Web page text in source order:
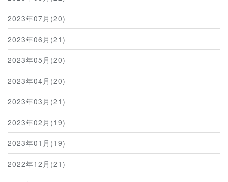
2023年07月(20)
2023年06月(21)
2023年05月(20)
2023年04月(20)
2023年03月(21)
2023年02月(19)
2023年01月(19)
2022年12月(21)